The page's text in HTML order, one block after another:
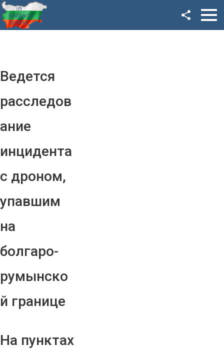
Ведется
расследов
ание
инцидента
с дроном,
упавшим
на
болгаро-
румынско
й границе
На пунктах